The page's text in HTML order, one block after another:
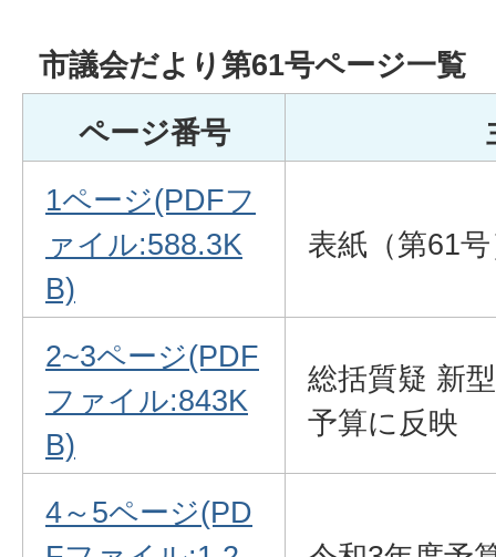
市議会だより第61号ページ一覧
ページ番号
1ページ(PDFフ
ァイル:588.3K
B)
表紙（第61
2~3ページ(PDF
ファイル:843K
B)
総括質疑 新
予算に反映
4～5ページ(PD